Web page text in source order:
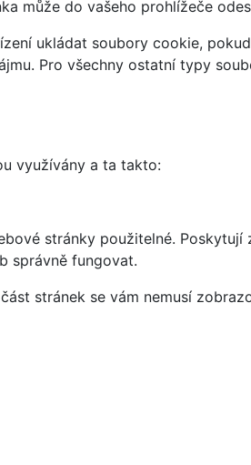
může do vašeho prohlížeče
ukládat soubory cookie,
Pro všechny ostatní typy
využívány a ta takto:
stránky použitelné.
správně fungovat.
stránek se vám nemusí